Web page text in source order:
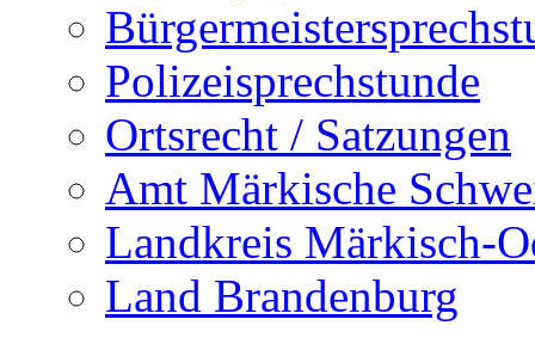
Polizeisprechstunde
Ortsrecht / Satzungen
Amt Märkische
Landkreis Märkisch-
Land Brandenburg